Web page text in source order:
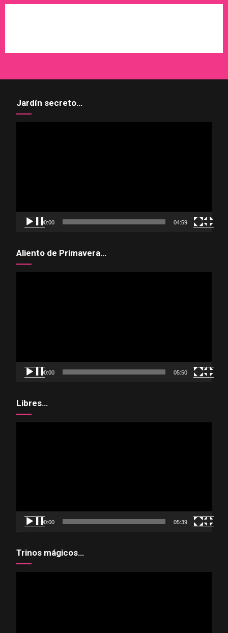
Jardín secreto…
00:00 04:59
Aliento de Primavera…
00:00 05:50
Libres…
00:00 05:39
Trinos mágicos…